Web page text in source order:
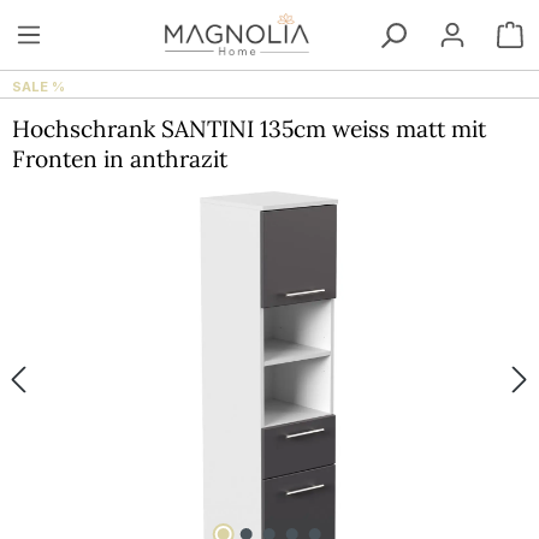
Zum Hauptinhalt springen
SALE %
Hochschrank SANTINI 135cm weiss matt mit
Fronten in anthrazit
Bildergalerie überspringen